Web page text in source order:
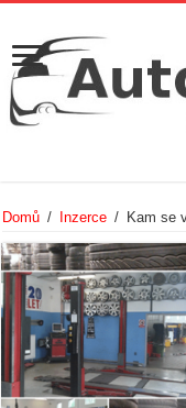
Domů / Inzerce / Kam se